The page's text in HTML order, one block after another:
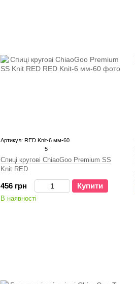
Артикул: RED Knit-6 мм-60
5
Спиці кругові ChiaoGoo Premium SS
Knit RED
456 грн Купити
В наявності